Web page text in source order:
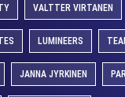
VALTTER VIRTANEN
LUMINEERS
JANNA JYRKINEN